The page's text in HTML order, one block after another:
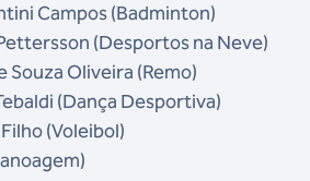
Campos (Badminton)
(Desportos na Neve)
Souza Oliveira (Remo)
(Dança Desportiva)
(Voleibol)